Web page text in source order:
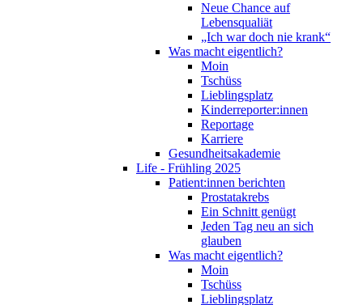
Neue Chance auf
Lebensqualiät
„Ich war doch nie krank“
Was macht eigentlich?
Moin
Tschüss
Lieblingsplatz
Kinderreporter:innen
Reportage
Karriere
Gesundheitsakademie
Life - Frühling 2025
Patient:innen berichten
Prostatakrebs
Ein Schnitt genügt
Jeden Tag neu an sich
glauben
Was macht eigentlich?
Moin
Tschüss
Lieblingsplatz